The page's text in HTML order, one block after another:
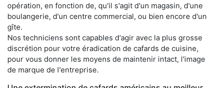
opération, en fonction de, qu'il s'agit d'un magasin, d'une
boulangerie, d'un centre commercial, ou bien encore d'un
gîte.
Nos techniciens sont capables d'agir avec la plus grosse
discrétion pour votre éradication de cafards de cuisine,
pour vous donner les moyens de maintenir intact, l'image
de marque de l'entreprise.